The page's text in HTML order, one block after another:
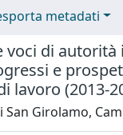
metadati
voci di autorità
e
lavoro (2013-
San Girolamo,